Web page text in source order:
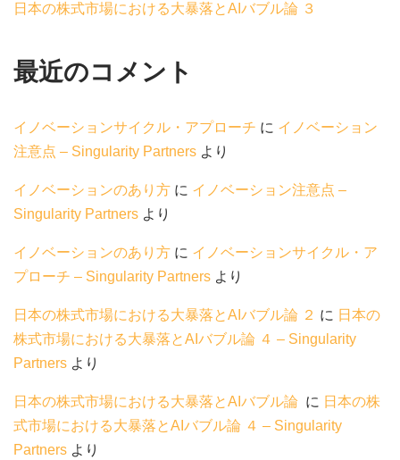
日本の株式市場における大暴落とAIバブル論 ３
最近のコメント
イノベーションサイクル・アプローチ に イノベーション
注意点 – Singularity Partners より
イノベーションのあり方 に イノベーション注意点 –
Singularity Partners より
イノベーションのあり方 に イノベーションサイクル・ア
プローチ – Singularity Partners より
日本の株式市場における大暴落とAIバブル論 ２ に 日本の
株式市場における大暴落とAIバブル論 ４ – Singularity
Partners より
日本の株式市場における大暴落とAIバブル論 に 日本の株
式市場における大暴落とAIバブル論 ４ – Singularity
Partners より